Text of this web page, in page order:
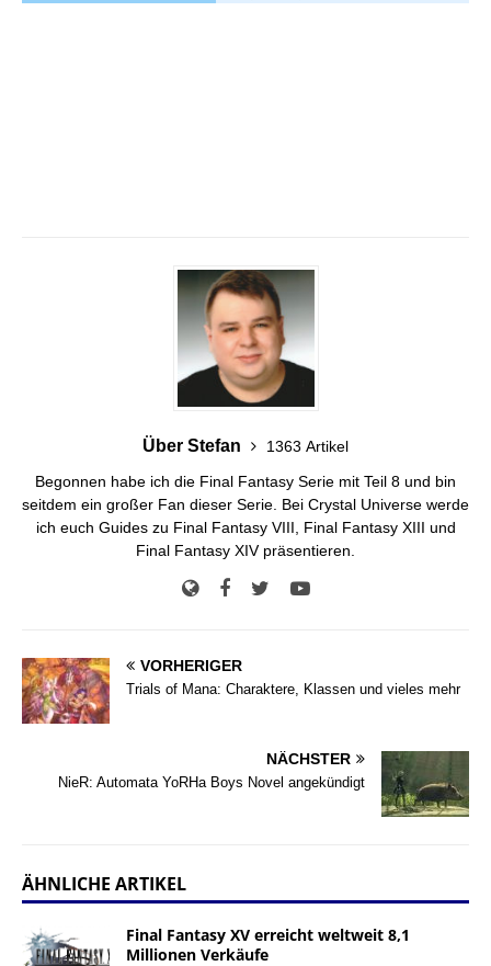
Über Stefan
1363 Artikel
Begonnen habe ich die Final Fantasy Serie mit Teil 8 und bin
seitdem ein großer Fan dieser Serie. Bei Crystal Universe werde
ich euch Guides zu Final Fantasy VIII, Final Fantasy XIII und
Final Fantasy XIV präsentieren.
VORHERIGER
Trials of Mana: Charaktere, Klassen und vieles mehr
NÄCHSTER
NieR: Automata YoRHa Boys Novel angekündigt
ÄHNLICHE ARTIKEL
Final Fantasy XV erreicht weltweit 8,1
Millionen Verkäufe